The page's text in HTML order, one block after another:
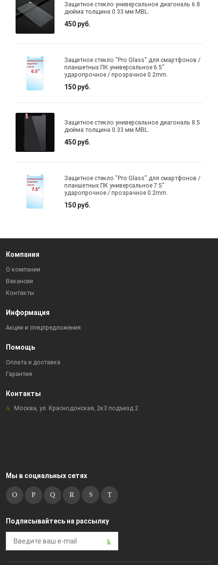
Защитное стекло универсальное диагональ 6.8
дюйма толщина 0.33 мм MBL.
450 руб.
Защитное стекло "Pro Glass" для смартфонов /
планшетных ПК универсальное 6.5"
ударопрочное / прозрачное 0.2mm.
150 руб.
Защитное стекло универсальное диагональ 8.5
дюйма толщина 0.33 мм MBL.
450 руб.
Защитное стекло "Pro Glass" для смартфонов /
планшетных ПК универсальное 7.5"
ударопрочное / прозрачное 0.2mm.
150 руб.
Компания
О компании
Вакансии
Контакты
Информация
Акции и спецпредложения
Помощь
Оплата и доставка
Гарантия
Контакты
Москва, ул. Краснодонская, 2к3 подъезд 2
Мы в социальных сетях
Подписывайтесь на рассылку